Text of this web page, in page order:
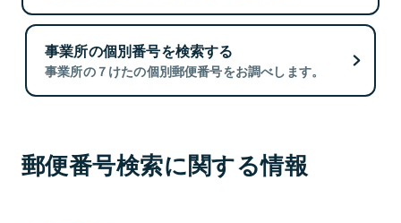
事業所の個別番号を検索する
事業所の７けたの個別郵便番号をお調べします。
郵便番号検索に関する情報